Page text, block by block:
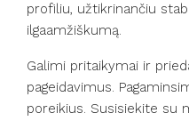
profiliu, užtikrinančiu
ilgaamžiškumą.
Galimi pritaikymai ir
pageidavimus.
poreikius. Susisiekite su